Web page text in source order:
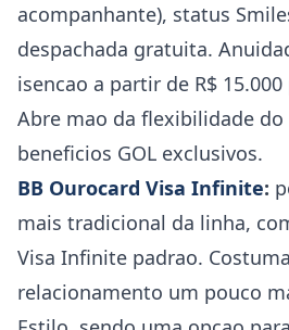
acompanhante), status
despachada gratuita.
isencao a partir de R$
Abre mao da flexibilidade
beneficios GOL exclusivos.
BB Ourocard Visa Infinite:
mais tradicional da linha,
Visa Infinite padrao.
relacionamento um pouco